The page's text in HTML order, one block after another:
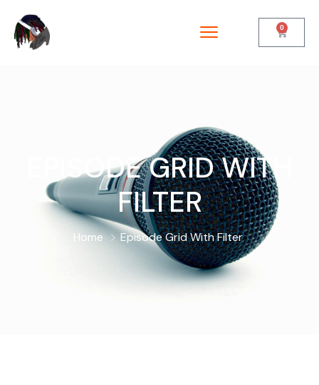
0
EPISODE GRID WITH
FILTER
Home Episode Grid With Filter